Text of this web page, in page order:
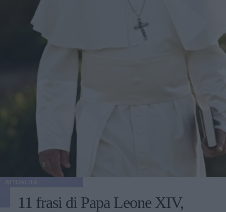
11 frasi di Papa Leone XIV,